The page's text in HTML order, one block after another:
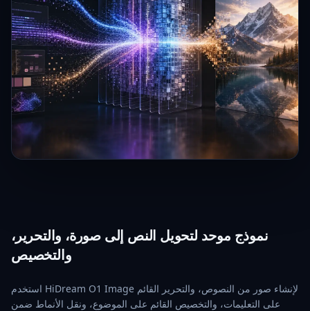
نموذج موحد لتحويل النص إلى صورة، والتحرير،
والتخصيص
استخدم HiDream O1 Image لإنشاء صور من النصوص، والتحرير القائم
على التعليمات، والتخصيص القائم على الموضوع، ونقل الأنماط ضمن